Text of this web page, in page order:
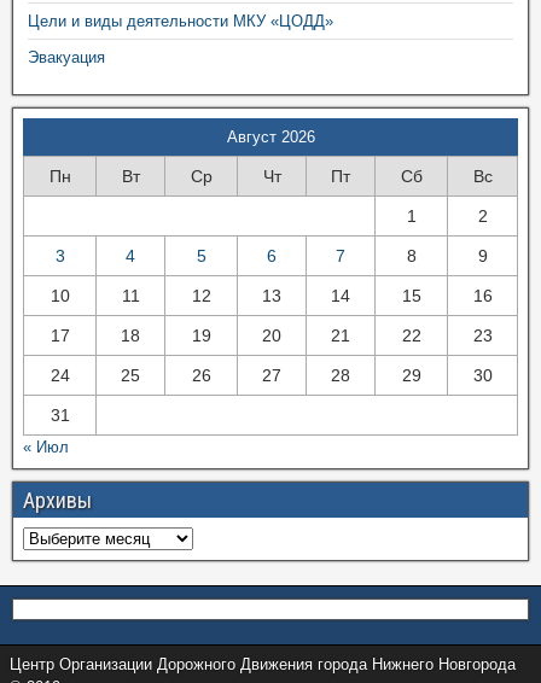
Цели и виды деятельности МКУ «ЦОДД»
Эвакуация
Август 2026
Пн Вт Ср Чт Пт Сб Вс
1 2
3 4 5 6 7 8 9
10 11 12 13 14 15 16
17 18 19 20 21 22 23
24 25 26 27 28 29 30
31
« Июл
Архивы
Центр Организации Дорожного Движения города Нижнего Новгорода